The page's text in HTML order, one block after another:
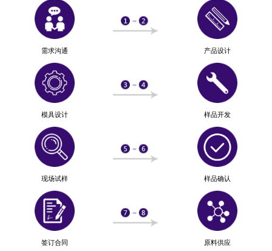
需求沟通 产品设计
模具设计 样品开发
现场试样 样品确认
签订合同 原料供应